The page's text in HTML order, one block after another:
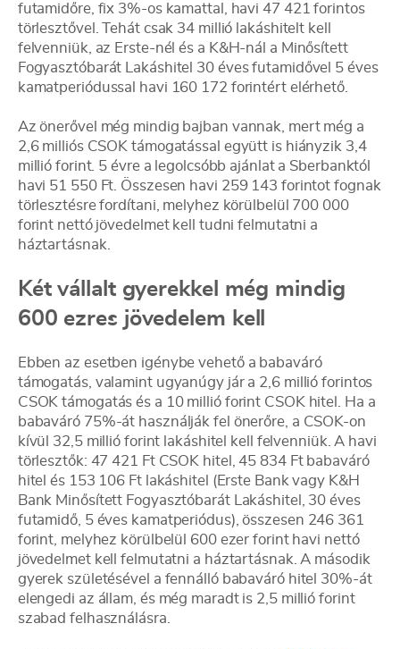
futamidőre, fix 3%-os kamattal, havi 47 421 forintos
törlesztővel. Tehát csak 34 millió lakáshitelt kell
felvenniük, az Erste-nél és a K&H-nál a Minősített
Fogyasztóbarát Lakáshitel 30 éves futamidővel 5 éves
kamatperiódussal havi 160 172 forintért elérhető.
Az önerővel még mindig bajban vannak, mert még a
2,6 milliós CSOK támogatással együtt is hiányzik 3,4
millió forint. 5 évre a legolcsóbb ajánlat a Sberbanktól
havi 51 550 Ft. Összesen havi 259 143 forintot fognak
törlesztésre fordítani, melyhez körülbelül 700 000
forint nettó jövedelmet kell tudni felmutatni a
háztartásnak.
Két vállalt gyerekkel még mindig
600 ezres jövedelem kell
Ebben az esetben igénybe vehető a babaváró
támogatás, valamint ugyanúgy jár a 2,6 millió forintos
CSOK támogatás és a 10 millió forint CSOK hitel. Ha a
babaváró 75%-át használják fel önerőre, a CSOK-on
kívül 32,5 millió forint lakáshitel kell felvenniük. A havi
törlesztők: 47 421 Ft CSOK hitel, 45 834 Ft babaváró
hitel és 153 106 Ft lakáshitel (Erste Bank vagy K&H
Bank Minősített Fogyasztóbarát Lakáshitel, 30 éves
futamidő, 5 éves kamatperiódus), összesen 246 361
forint, melyhez körülbelül 600 ezer forint havi nettó
jövedelmet kell felmutatni a háztartásnak. A második
gyerek születésével a fennálló babaváró hitel 30%-át
elengedi az állam, és még maradt is 2,5 millió forint
szabad felhasználásra.